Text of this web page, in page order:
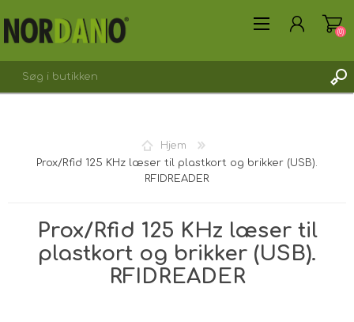
OPRET DIG SOM KUNDE
(0)
Hjem
Prox/Rfid 125 KHz læser til plastkort og brikker (USB).
RFIDREADER
Prox/Rfid 125 KHz læser til
plastkort og brikker (USB).
RFIDREADER